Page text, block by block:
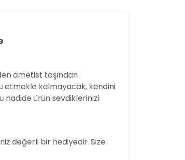
ametist taşından
etmekle kalmayacak, kendini
ürün sevdiklerinizi
değerli bir hediyedir. Size